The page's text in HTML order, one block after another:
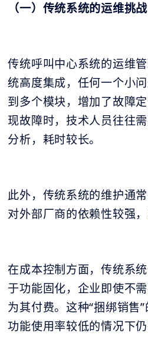
（一）传统系统的运维挑战
传统呼叫中心系统的运维
统高度集成，任何一个小
到多个模块，增加了故障
现故障时，技术人员往往
分析，耗时较长。
此外，传统系统的维护通
对外部厂商的依赖性较强
在成本控制方面，传统系
于功能固化，企业即使不
为其付费。这种“捆绑销售
功能使用率较低的情况下